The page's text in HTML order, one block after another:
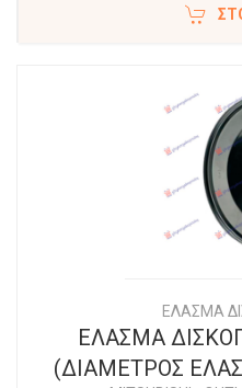
ΕΛΑΣΜΑ
ΕΛΑΣΜΑ
(ΔΙΑΜΕΤΡΟΣ